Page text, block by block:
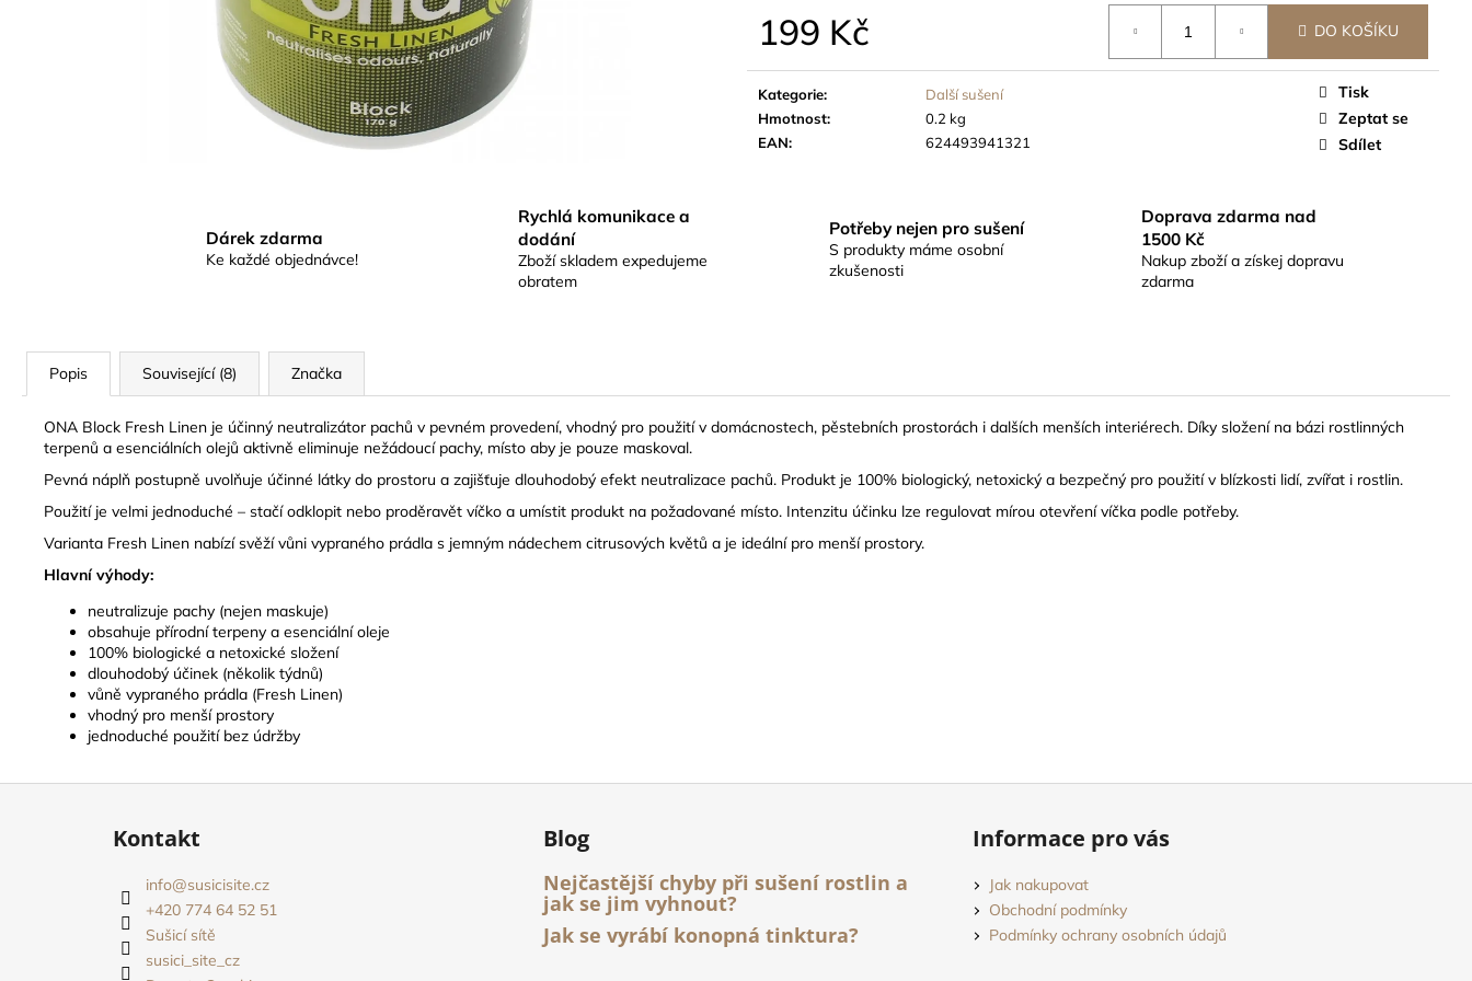
199 Kč DO KOŠÍKU
Kategorie:
Další sušení
Hmotnost:
0.2 kg
EAN: 624493941321
Tisk
Zeptat se
Sdílet
Dárek zdarma
Ke každé objednávce!
Rychlá komunikace a
dodání
Zboží skladem expedujeme
obratem
Potřeby nejen pro sušení
S produkty máme osobní
zkušenosti
Doprava zdarma nad
1500 Kč
Nakup zboží a získej dopravu
zdarma
Popis Související (8) Značka
ONA Block Fresh Linen je účinný neutralizátor pachů v pevném provedení, vhodný pro použití v domácnostech, pěstebních prostorách i dalších menších interiérech. Díky složení na bázi rostlinných
terpenů a esenciálních olejů aktivně eliminuje nežádoucí pachy, místo aby je pouze maskoval.
Pevná náplň postupně uvolňuje účinné látky do prostoru a zajišťuje dlouhodobý efekt neutralizace pachů. Produkt je 100% biologický, netoxický a bezpečný pro použití v blízkosti lidí, zvířat i rostlin.
Použití je velmi jednoduché – stačí odklopit nebo proděravět víčko a umístit produkt na požadované místo. Intenzitu účinku lze regulovat mírou otevření víčka podle potřeby.
Varianta Fresh Linen nabízí svěží vůni vypraného prádla s jemným nádechem citrusových květů a je ideální pro menší prostory.
Hlavní výhody:
neutralizuje pachy (nejen maskuje)
obsahuje přírodní terpeny a esenciální oleje
100% biologické a netoxické složení
dlouhodobý účinek (několik týdnů)
vůně vypraného prádla (Fresh Linen)
vhodný pro menší prostory
jednoduché použití bez údržby
SUŠÍCÍ SÍŤ SUŠINKA - ČERNÁ
OVÁLNÁ S ORANŽOVÝM ZIPEM, 6
SUŠÍCÍ SÍŤ FAIRNET ZIP - SE ZIPEM
55CM, 6 PATER, VÝŠKA 120CM
349 Kč
BOVEDA 62% SÁČEK 8G, 1KS -
BALENO SAMOSTATNĚ
Z
Kontakt
info@susicisite.cz
+420 774 64 52 51
Sušicí sítě
susici_site_cz
Blog
Nejčastější chyby při sušení rostlin a
jak se jim vyhnout?
Jak se vyrábí konopná tinktura?
Informace pro vás
Jak nakupovat
Obchodní podmínky
Podmínky ochrany osobních údajů